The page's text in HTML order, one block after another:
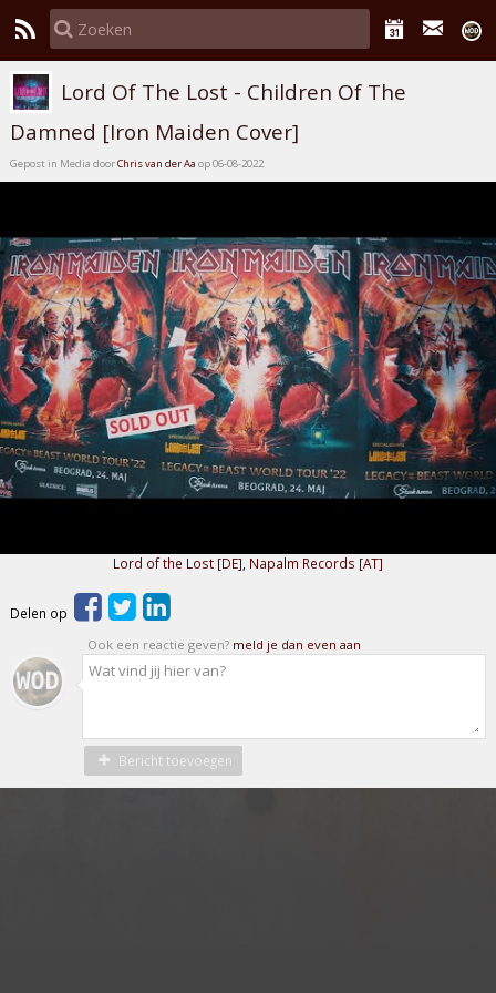
Lord Of The Lost - Children Of The
Damned [Iron Maiden Cover]
Gepost in Media doorChris van der Aa op 06-08-2022
Lord of the Lost [DE] Napalm Records [AT]
Delen op
Ook een reactie geven? meld je dan even aan
Bericht toevoegen